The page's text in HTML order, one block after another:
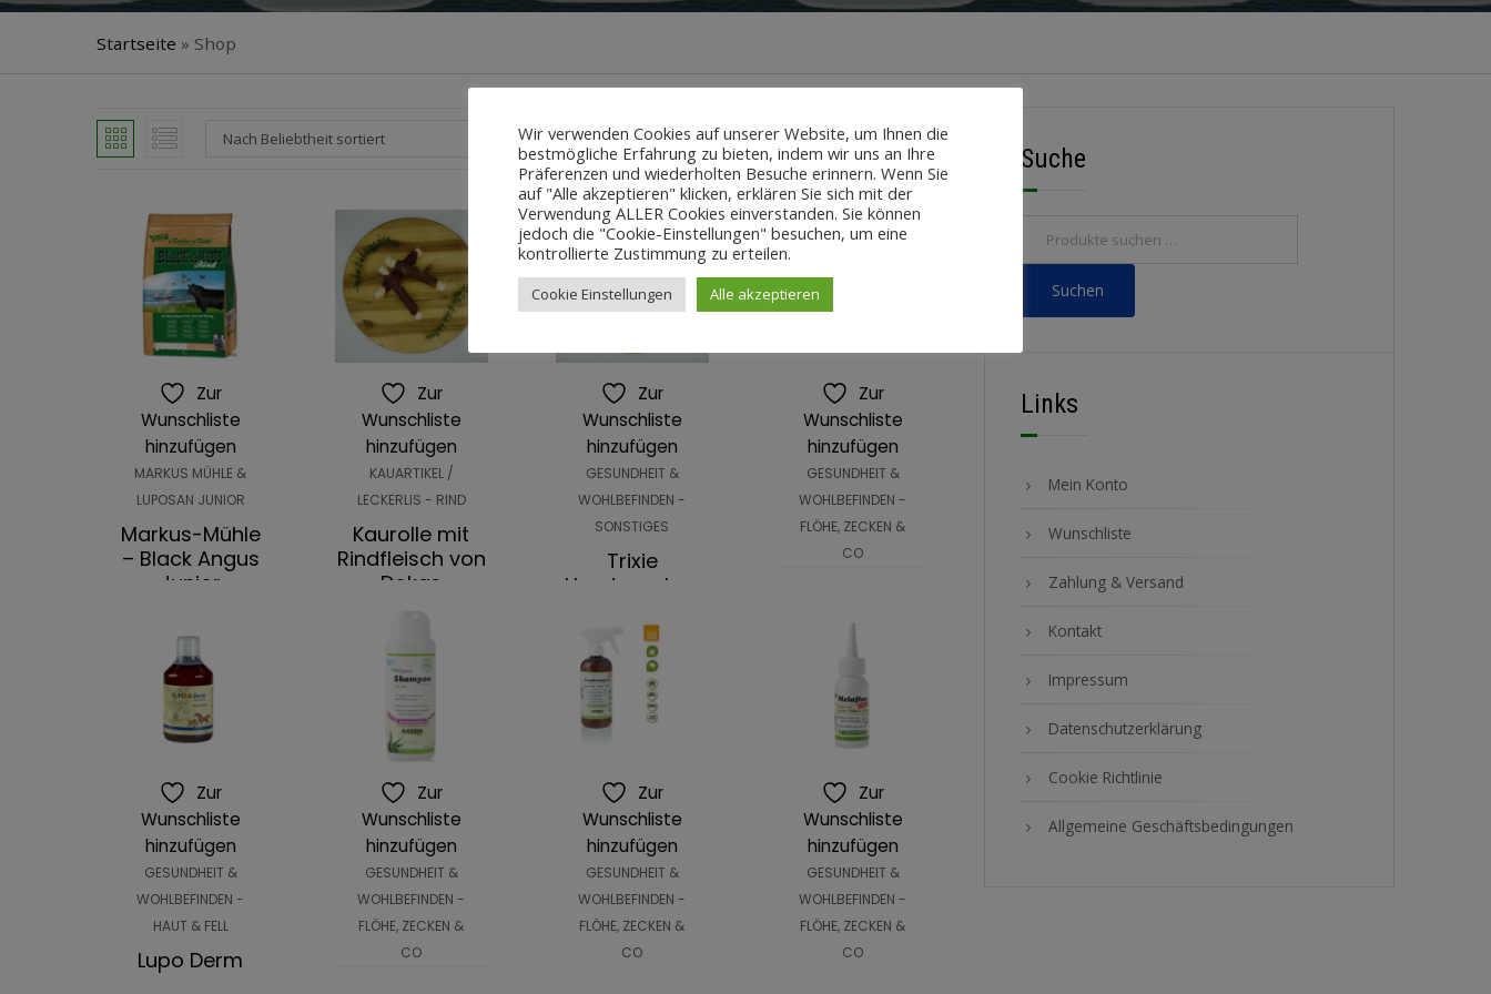
Startseite » Shop
Nach Beliebtheit sortiert ANSEHEN 12 24 ALLE
Zur
Wunschliste
hinzufügen
MARKUS MÜHLE &
LUPOSAN JUNIOR
Markus-Mühle
– Black Angus
Junior
IN DEN
WARENKORB
Zur
Wunschliste
hinzufügen
KAUARTIKEL /
LECKERLIS - RIND
Kaurolle mit
Rindfleisch von
Dokas
AUSFÜHRUNG
WÄHLEN
Zur
Wunschliste
hinzufügen
GESUNDHEIT &
WOHLBEFINDEN -
SONSTIGES
Trixie
Hundesocken
4,99
AUSFÜHRUNG
WÄHLEN
Zur
Wunschliste
hinzufügen
GESUNDHEIT &
WOHLBEFINDEN -
FLÖHE, ZECKEN &
CO
HAUT & FELL
Lupo Zeck+
Pellets
38,99€
11,89€
bis
38,99€
AUSFÜHRUNG
WÄHLEN
Zur
Wunschliste
hinzufügen
GESUNDHEIT &
WOHLBEFINDEN -
HAUT & FELL
Lupo Derm
Zur
Wunschliste
hinzufügen
GESUNDHEIT &
WOHLBEFINDEN -
FLÖHE, ZECKEN &
CO
Zur
Wunschliste
hinzufügen
GESUNDHEIT &
WOHLBEFINDEN -
FLÖHE, ZECKEN &
CO
Zur
Wunschliste
hinzufügen
GESUNDHEIT &
WOHLBEFINDEN -
FLÖHE, ZECKEN &
CO
Suche
Suchen
Links
Mein Konto
Wunschliste
Zahlung & Versand
Kontakt
Impressum
Datenschutzerklärung
Cookie Richtlinie
Allgemeine Geschäftsbedingungen
Wir verwenden Cookies auf unserer Website, um Ihnen die
bestmögliche Erfahrung zu bieten, indem wir uns an Ihre
Präferenzen und wiederholten Besuche erinnern. Wenn Sie
auf "Alle akzeptieren" klicken, erklären Sie sich mit der
Verwendung ALLER Cookies einverstanden. Sie können
jedoch die "Cookie-Einstellungen" besuchen, um eine
kontrollierte Zustimmung zu erteilen.
Cookie Einstellungen Alle akzeptieren